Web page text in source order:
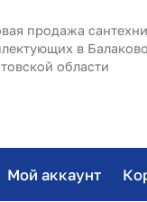
продажа
в
области
Мой аккаунт